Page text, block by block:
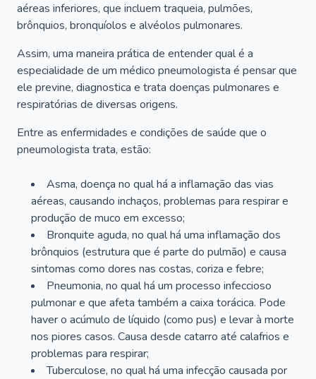
aéreas inferiores, que incluem traqueia, pulmões,
brônquios, bronquíolos e alvéolos pulmonares.
Assim, uma maneira prática de entender qual é a
especialidade de um médico pneumologista é pensar que
ele previne, diagnostica e trata doenças pulmonares e
respiratórias de diversas origens.
Entre as enfermidades e condições de saúde que o
pneumologista trata, estão:
Asma, doença no qual há a inflamação das vias
aéreas, causando inchaços, problemas para respirar e
produção de muco em excesso;
Bronquite aguda, no qual há uma inflamação dos
brônquios (estrutura que é parte do pulmão) e causa
sintomas como dores nas costas, coriza e febre;
Pneumonia, no qual há um processo infeccioso
pulmonar e que afeta também a caixa torácica. Pode
haver o acúmulo de líquido (como pus) e levar à morte
nos piores casos. Causa desde catarro até calafrios e
problemas para respirar;
Tuberculose, no qual há uma infecção causada por